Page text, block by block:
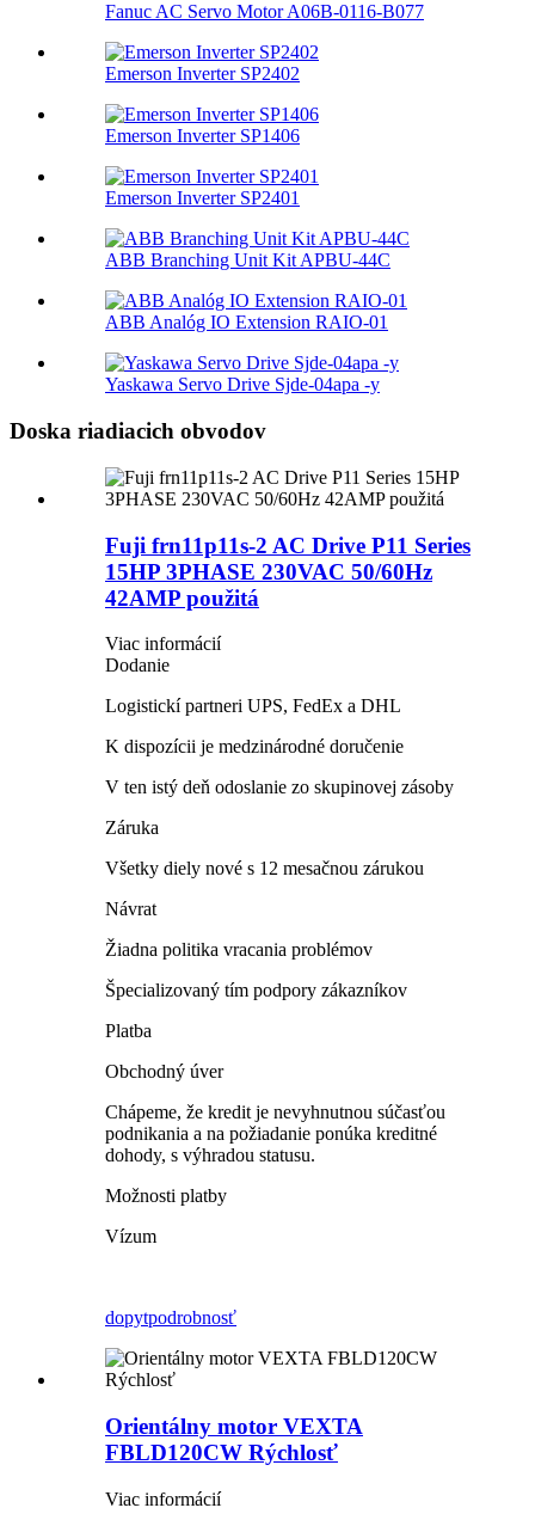
Fanuc AC Servo Motor A06B-0116-B077
Emerson Inverter SP2402
Emerson Inverter SP1406
Emerson Inverter SP2401
ABB Branching Unit Kit APBU-44C
ABB Analóg IO Extension RAIO-01
Yaskawa Servo Drive Sjde-04apa -y
Doska riadiacich obvodov
Fuji frn11p11s-2 AC Drive P11 Series
15HP 3PHASE 230VAC 50/60Hz
42AMP použitá
Viac informácií
Dodanie
Logistickí partneri UPS, FedEx a DHL
K dispozícii je medzinárodné doručenie
V ten istý deň odoslanie zo skupinovej zásoby
Záruka
Všetky diely nové s 12 mesačnou zárukou
Návrat
Žiadna politika vracania problémov
Špecializovaný tím podpory zákazníkov
Platba
Obchodný úver
Chápeme, že kredit je nevyhnutnou súčasťou
podnikania a na požiadanie ponúka kreditné
dohody, s výhradou statusu.
Možnosti platby
Vízum
dopytpodrobnosť
Orientálny motor VEXTA
FBLD120CW Rýchlosť
Viac informácií